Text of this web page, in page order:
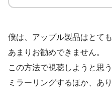
僕は、アップル製品はとて
あまりお勧めできません。
この方法で視聴しようと思
ミラーリングするほか、あり